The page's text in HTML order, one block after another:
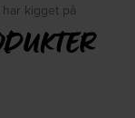
kigget på